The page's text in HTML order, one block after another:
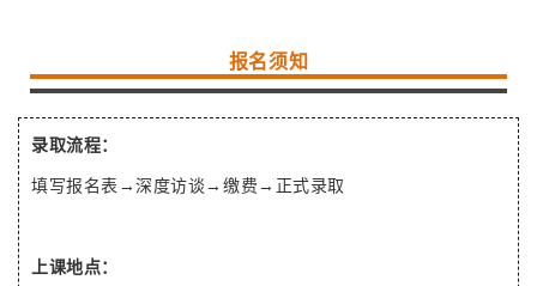
报名须知
录取流程：
填写报名表→深度访谈→ 缴费→正式录取
上课地点：